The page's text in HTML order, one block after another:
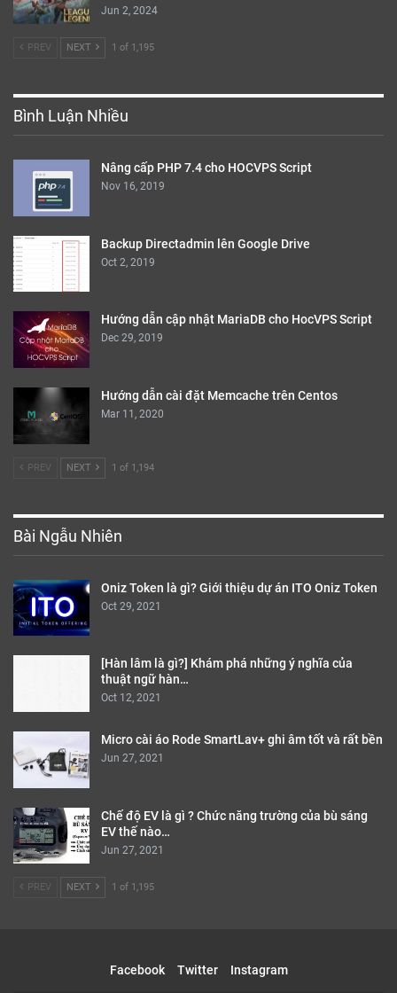
Jun 2, 2024
PREV NEXT 1 of 1,195
Bình Luận Nhiều
Nâng cấp PHP 7.4 cho HOCVPS Script
Nov 16, 2019
Backup Directadmin lên Google Drive
Oct 2, 2019
Hướng dẫn cập nhật MariaDB cho HocVPS Script
Dec 29, 2019
Hướng dẫn cài đặt Memcache trên Centos
Mar 11, 2020
PREV NEXT 1 of 1,194
Bài Ngẫu Nhiên
Oniz Token là gì? Giới thiệu dự án ITO Oniz Token
Oct 29, 2021
[Hàn lâm là gì?] Khám phá những ý nghĩa của
thuật ngữ hàn…
Oct 12, 2021
Micro cài áo Rode SmartLav+ ghi âm tốt và rất bền
Jun 27, 2021
Chế độ EV là gì ? Chức năng trường của bù sáng
EV thế nào…
Jun 27, 2021
PREV NEXT 1 of 1,195
Facebook Twitter Instagram